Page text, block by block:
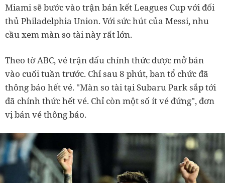
Miami sẽ bước vào trận bán kết Leagues Cup với đối
thủ Philadelphia Union. Với sức hút của Messi, nhu
cầu xem màn so tài này rất lớn.
Theo tờ ABC, vé trận đấu chính thức được mở bán
vào cuối tuần trước. Chỉ sau 8 phút, ban tổ chức đã
thông báo hết vé. "Màn so tài tại Subaru Park sắp tới
đã chính thức hết vé. Chỉ còn một số ít vé đứng", đơn
vị bán vé thông báo.